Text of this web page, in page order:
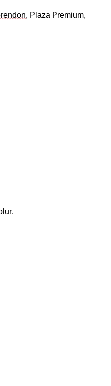
, Plaza Premium,